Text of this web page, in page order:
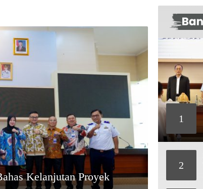
Kelanjutan Proyek
1
2